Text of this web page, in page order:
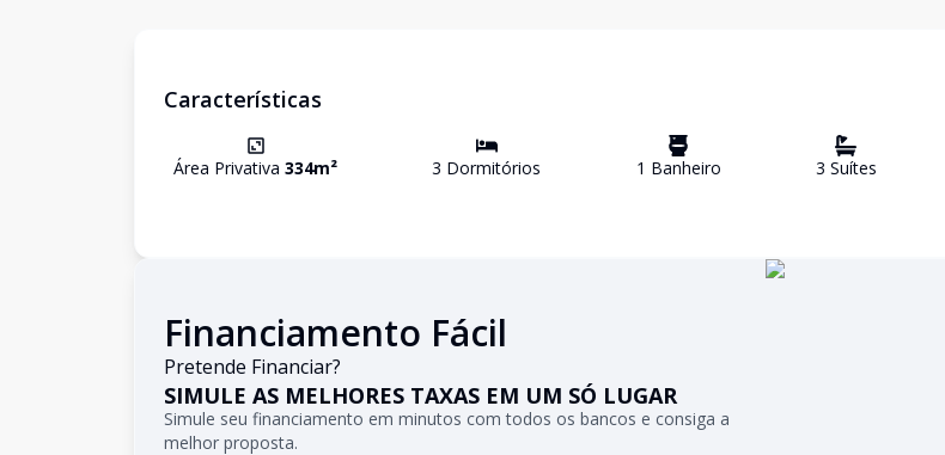
Características
Área Privativa 334m² 3 Dormitórios 1 Banheiro 3 Suítes
Financiamento Fácil
Pretende Financiar?
SIMULE AS MELHORES TAXAS EM UM SÓ LUGAR
Simule seu financiamento em minutos com todos os bancos e consiga a
melhor proposta.